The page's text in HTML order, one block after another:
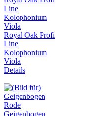
Royal Oak Profi
Line
Kolophonium
Viola
Details
Geigenbogen